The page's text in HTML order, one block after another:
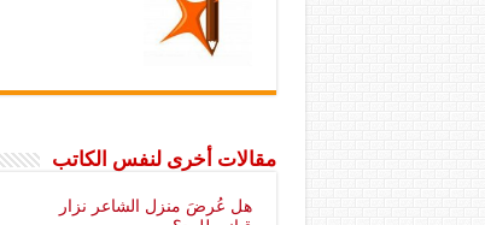
مقالات أخرى لنفس الكاتب
هل عُرضَ منزل الشاعر نزار